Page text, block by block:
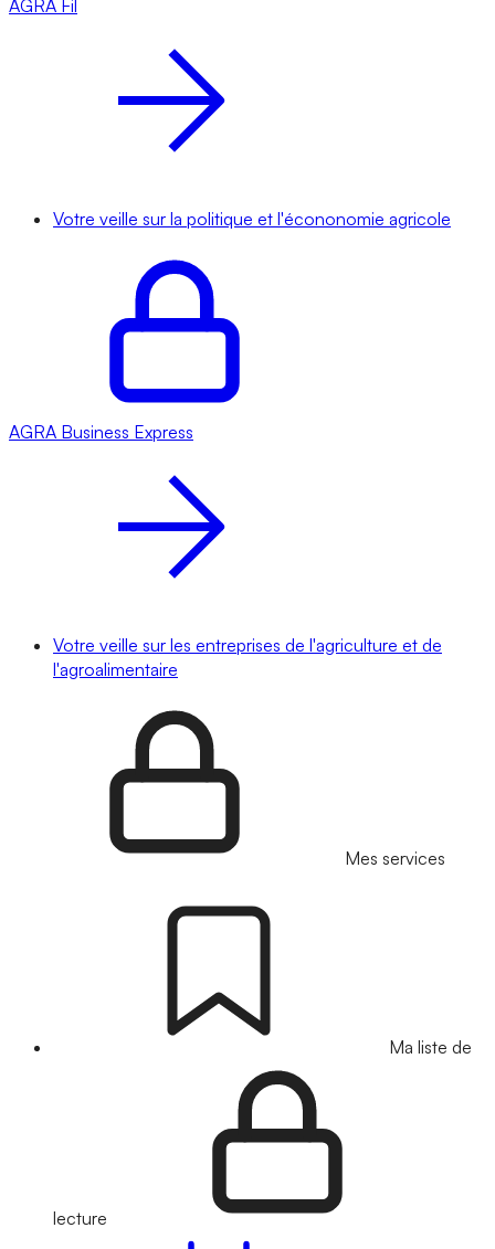
AGRA Fil
Votre veille sur la politique et l'écononomie agricole
AGRA Business Express
Votre veille sur les entreprises de l'agriculture et de
l'agroalimentaire
Mes services
Ma liste de
lecture